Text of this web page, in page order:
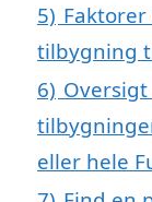
5)
tilbygning
6)
eller hele